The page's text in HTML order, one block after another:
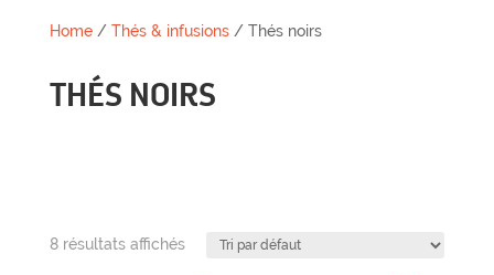
Home/ Thés & infusions/ Thés noirs
THÉS NOIRS
8 résultats affichés